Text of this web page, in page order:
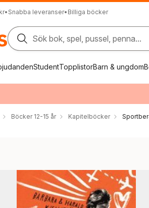
• Snabba leveranser• Billiga böcker
Sök bok, spel, pussel, penna...
StudentTopplistorBarn & ungdom
Böcker 12-15 år Kapitelböcker